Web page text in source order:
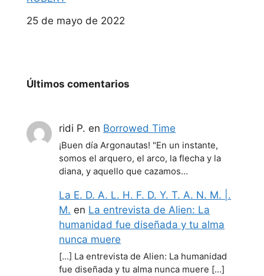
Fecha
25 de mayo de 2022
Últimos comentarios
ridi P. en Borrowed Time
¡Buen día Argonautas! "En un instante,
somos el arquero, el arco, la flecha y la
diana, y aquello que cazamos…
La E. D. A. L. H. F. D. Y. T. A. N. M. |.
M. en La entrevista de Alien: La
humanidad fue diseñada y tu alma
nunca muere
[…] La entrevista de Alien: La humanidad
fue diseñada y tu alma nunca muere […]